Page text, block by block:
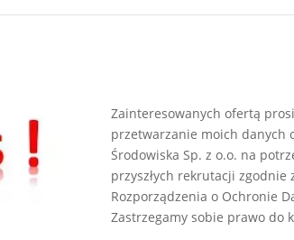
Zainteresowanych ofertą
przetwarzanie moich danych
Środowiska Sp. z o.o. na
przyszłych rekrutacji zgodnie
Rozporządzenia o Ochronie
Zastrzegamy sobie prawo do